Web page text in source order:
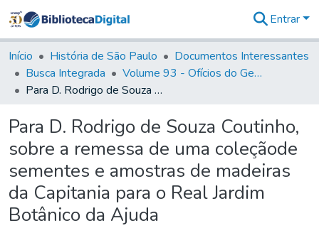
&
Coleções
Tudo na
Biblioteca
Estatísticas
Entrar
Início História de São Paulo
Documentos Interessantes
Busca Integrada
Volume 93 - Ofícios do General D. Luiz em favor da praça do Iguatemi (1775)
Para D. Rodrigo de Souza Coutinho, sobre a remessa de uma coleçãode sementes e amostras de madeiras da Capitania para o Real Jardim Botânico da Ajuda
Para D. Rodrigo de Souza Coutinho,
sobre a remessa de uma coleçãode
sementes e amostras de madeiras
da Capitania para o Real Jardim
Botânico da Ajuda